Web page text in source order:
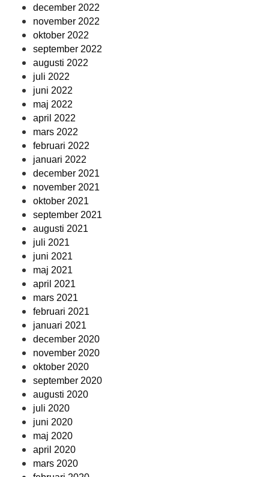
december 2022
november 2022
oktober 2022
september 2022
augusti 2022
juli 2022
juni 2022
maj 2022
april 2022
mars 2022
februari 2022
januari 2022
december 2021
november 2021
oktober 2021
september 2021
augusti 2021
juli 2021
juni 2021
maj 2021
april 2021
mars 2021
februari 2021
januari 2021
december 2020
november 2020
oktober 2020
september 2020
augusti 2020
juli 2020
juni 2020
maj 2020
april 2020
mars 2020